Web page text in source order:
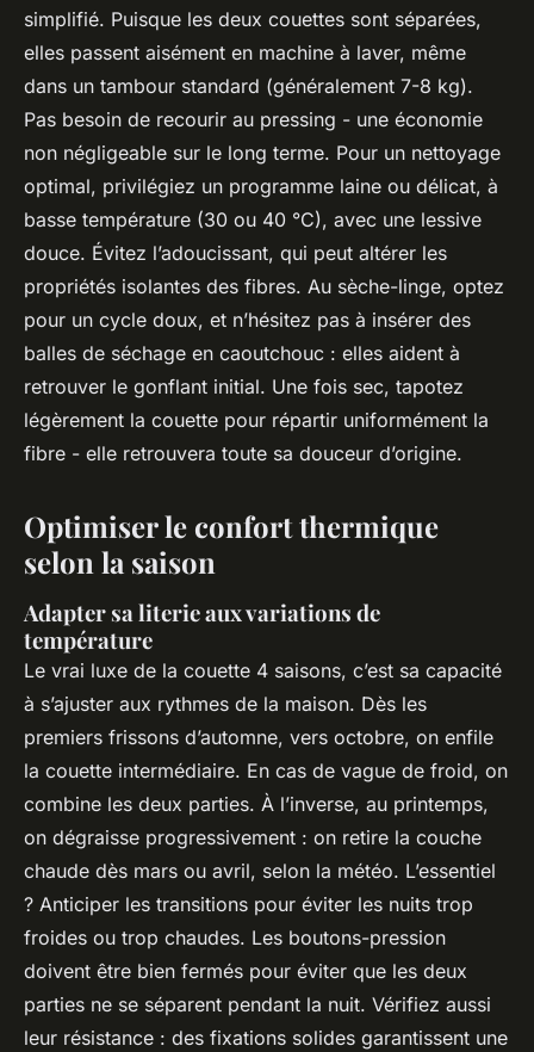
simplifié. Puisque les deux couettes sont séparées,
elles passent aisément en machine à laver, même
dans un tambour standard (généralement 7-8 kg).
Pas besoin de recourir au pressing - une économie
non négligeable sur le long terme. Pour un nettoyage
optimal, privilégiez un programme laine ou délicat, à
basse température (30 ou 40 °C), avec une lessive
douce. Évitez l’adoucissant, qui peut altérer les
propriétés isolantes des fibres. Au sèche-linge, optez
pour un cycle doux, et n’hésitez pas à insérer des
balles de séchage en caoutchouc : elles aident à
retrouver le gonflant initial. Une fois sec, tapotez
légèrement la couette pour répartir uniformément la
fibre - elle retrouvera toute sa douceur d’origine.
Optimiser le confort thermique
selon la saison
Adapter sa literie aux variations de
température
Le vrai luxe de la couette 4 saisons, c’est sa capacité
à s’ajuster aux rythmes de la maison. Dès les
premiers frissons d’automne, vers octobre, on enfile
la couette intermédiaire. En cas de vague de froid, on
combine les deux parties. À l’inverse, au printemps,
on dégraisse progressivement : on retire la couche
chaude dès mars ou avril, selon la météo. L’essentiel
? Anticiper les transitions pour éviter les nuits trop
froides ou trop chaudes. Les boutons-pression
doivent être bien fermés pour éviter que les deux
parties ne se séparent pendant la nuit. Vérifiez aussi
leur résistance : des fixations solides garantissent une